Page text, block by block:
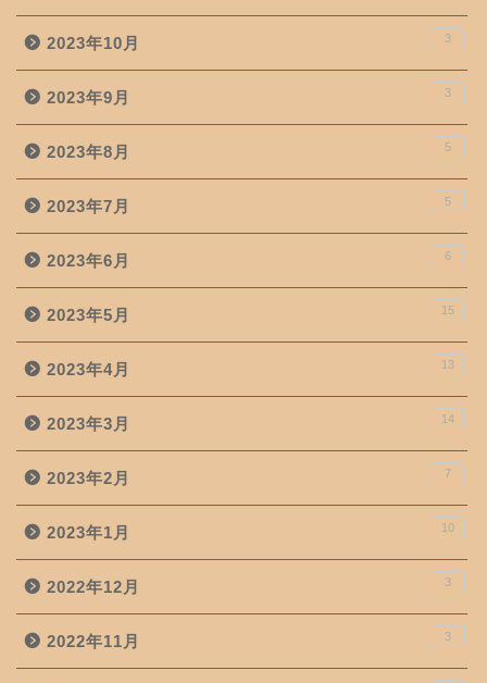
2023年10月 3
2023年9月 3
2023年8月 5
2023年7月 5
2023年6月 6
2023年5月 15
2023年4月 13
2023年3月 14
2023年2月 7
2023年1月 10
2022年12月 3
2022年11月 3